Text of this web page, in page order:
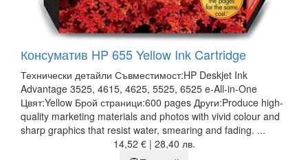
Консуматив HP 655 Yellow Ink Cartridge
Технически детайли Съвместимост:HP Deskjet Ink
Advantage 3525, 4615, 4625, 5525, 6525 e-All-in-One
Цвят:Yellow Брой страници:600 pages Други:Produce high-
quality marketing materials and photos with vivid colour and
sharp graphics that resist water, smearing and fading. ...
14,52 € | 28,40 лв.